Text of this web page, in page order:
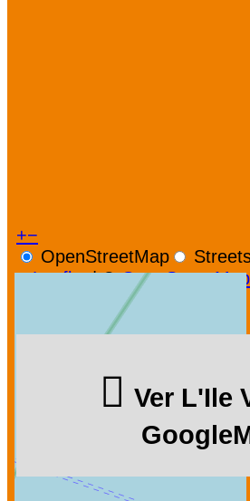
+−
OpenStreetMap
Leaflet |©OpenStreetMap
Ver L'Ile